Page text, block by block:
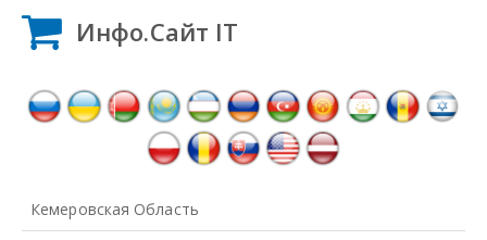
Инфо.Сайт IT
Кемеровская Область